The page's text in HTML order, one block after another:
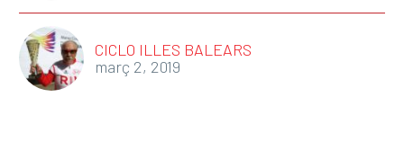
CICLO ILLES BALEARS
març 2, 2019